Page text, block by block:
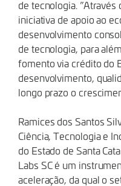
de tecnologia. ”Através
iniciativa de apoio ao
desenvolvimento
de tecnologia, para
fomento via crédito do
desenvolvimento,
longo prazo o
Ramices dos Santos
Ciência, Tecnologia e
do Estado de Santa
Labs SC é um
aceleração, da qual o